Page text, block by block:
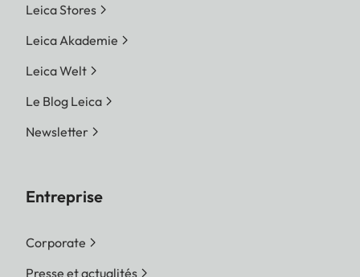
Leica Stores
Leica Akademie
Leica Welt
Le Blog Leica
Newsletter
Entreprise
Corporate
Presse et actualités